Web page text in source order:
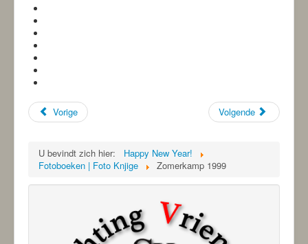
Vorige Volgende
U bevindt zich hier:
Happy New Year!
Fotoboeken | Foto Knjige
Zomerkamp 1999